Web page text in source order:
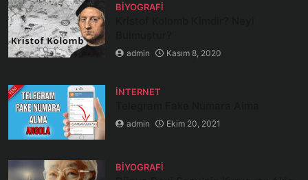
BIYOGRAFI
admin Kasım 8, 2020
İNTERNET
admin Ekim 20, 2021
BIYOGRAFI